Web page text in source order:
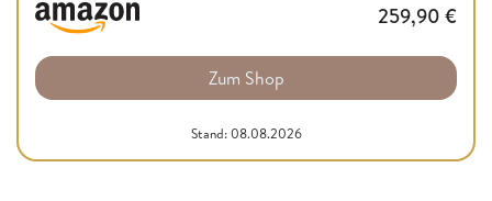
259,90 €
Zum Shop
Stand: 08.08.2026